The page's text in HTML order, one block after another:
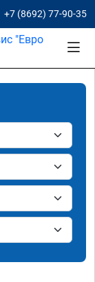
+7 (8692) 77-90-35